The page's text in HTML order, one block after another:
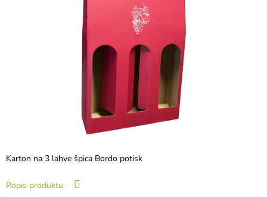
Karton na 3 lahve špica Bordo potisk
Popis produktu